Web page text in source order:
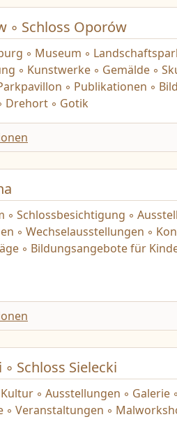
◦ Schloss Oporów
◦ Museum ◦
◦ Kunstwerke ◦ Gemälde ◦
◦ Publikationen ◦
Drehort ◦ Gotik
◦ Schlossbesichtigung ◦
◦ Wechselausstellungen ◦
◦ Bildungsangebote für
Schloss Sielecki
◦ Ausstellungen ◦ Galerie ◦
◦ Veranstaltungen ◦